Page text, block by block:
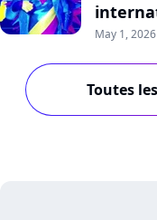
May 1, 2026
Toutes